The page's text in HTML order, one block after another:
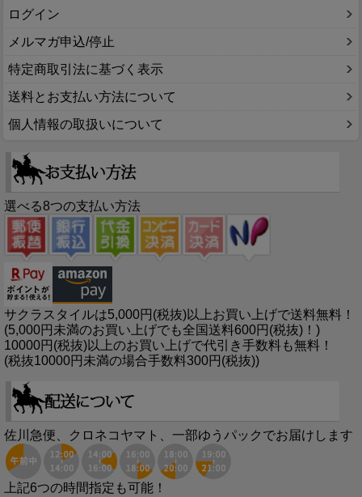
ログイン
メルマガ申込/停止
特定商取引法に基づく表示
送料とお支払い方法について
個人情報の取扱いについて
選べる8つの支払い方法
サクラスタイルは5,000円(税抜)以上お買い上げで送料無料！
(5,000円未満のお買い上げでも全国送料600円(税抜)！)
10000円(税抜)以上のお買い上げで代引き手数料も無料！
(税抜10000円未満の場合手数料300円(税抜))
佐川急便、クロネコヤマト、一部ゆうパックでお届けします
上記6つの時間指定も可能！